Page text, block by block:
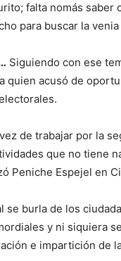
falta nomás saber
para buscar la
Siguiendo con ese
quien acusó de
de trabajar por la
que no tiene
Peniche Espejel en
burla de los
y ni siquiera
e impartición de